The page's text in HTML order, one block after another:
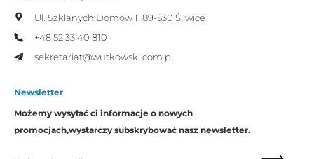
Ul. Szklanych Domów 1, 89-530 Śliwice
+48 52 33 40 810
sekretariat@wutkowski.com.pl
Newsletter
Możemy wysyłać ci informacje o nowych
promocjach,wystarczy subskrybować nasz newsletter.